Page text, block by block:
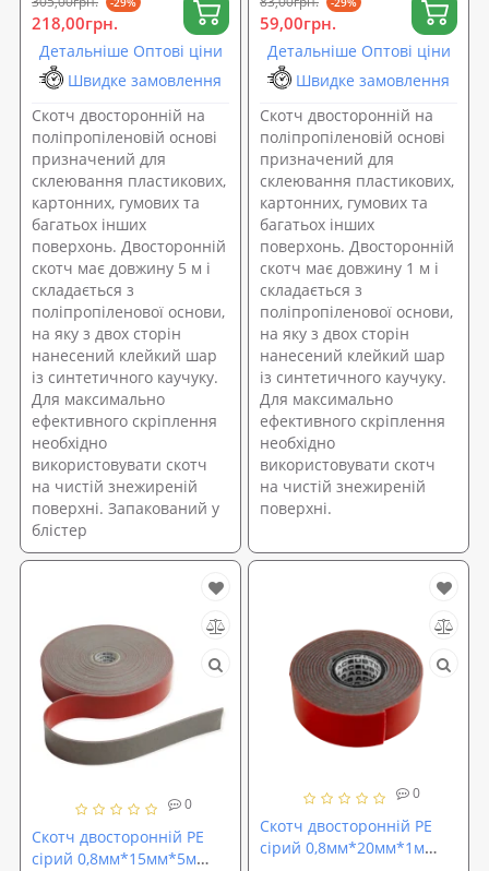
218,00грн.
Детальніше Оптові ціни
Швидке замовлення
Скотч двосторонній на
поліпропіленовій основі
призначений для
склеювання пластикових,
картонних, гумових та
багатьох інших
поверхонь. Двосторонній
скотч має довжину 5 м і
складається з
поліпропіленової основи,
на яку з двох сторін
нанесений клейкий шар
із синтетичного каучуку.
Для максимально
ефективного скріплення
необхідно
використовувати скотч
на чистій знежиреній
поверхні. Запакований у
блістер
59,00грн.
Детальніше Оптові ціни
Швидке замовлення
Скотч двосторонній на
поліпропіленовій основі
призначений для
склеювання пластикових,
картонних, гумових та
багатьох інших
поверхонь. Двосторонній
скотч має довжину 1 м і
складається з
поліпропіленової основи,
на яку з двох сторін
нанесений клейкий шар
із синтетичного каучуку.
Для максимально
ефективного скріплення
необхідно
використовувати скотч
на чистій знежиреній
поверхні.
0
Скотч двосторонній PE
сірий 0,8мм*15мм*5м
0
Скотч двосторонній PE
сірий 0,8мм*20мм*1м